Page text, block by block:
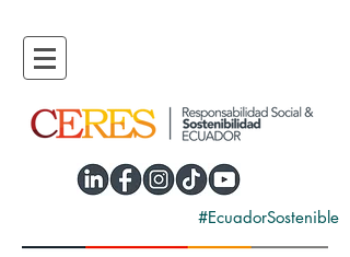
#EcuadorSostenible